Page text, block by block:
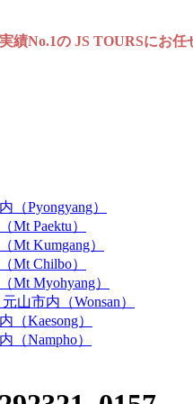
績No.1の JS TOURSにお任
（Pyongyang）
Mt Paektu）
Mt Kumgang）
Mt Chilbo）
Mt Myohyang）
山市内（Wonsan）
（Kaesong）
（Nampho）